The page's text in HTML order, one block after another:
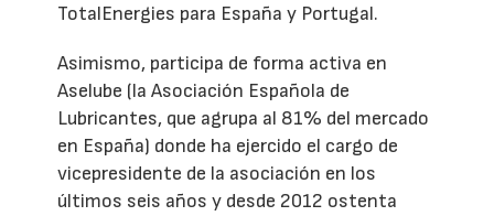
TotalEnergies para España y Portugal.
Asimismo, participa de forma activa en
Aselube (la Asociación Española de
Lubricantes, que agrupa al 81% del mercado
en España) donde ha ejercido el cargo de
vicepresidente de la asociación en los
últimos seis años y desde 2012 ostenta